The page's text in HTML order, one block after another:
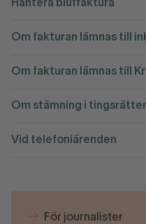
Hantera bluffaktura
Om fakturan lämnas till
Om fakturan lämnas till
Om stämning i
Vid telefoniärenden
För journalister